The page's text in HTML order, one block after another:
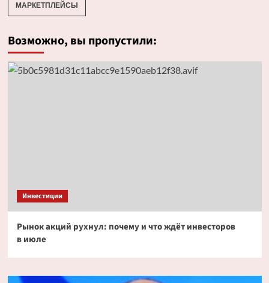
МАРКЕТПЛЕЙСЫ
Возможно, вы пропустили:
Инвестиции
Рынок акций рухнул: почему и что ждёт инвесторов
в июле